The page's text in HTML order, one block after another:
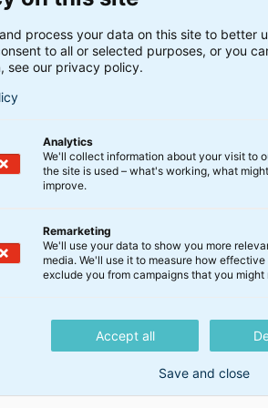
BankInvest
fra offentligt tilgængelige kilder,
af informationerne. BankInvest
og/eller kursudviklinger kan
af prospekt, vedtægter og
process your data on this site to better
to all or selected purposes, or you
see our privacy policy.
Analytics
We'll collect information about your visit to
the site is used – what's working, what
improve.
Remarketing
We'll use your data to show you more
media. We'll use it to measure how
exclude you from campaigns that you might
Accept all
Save and close